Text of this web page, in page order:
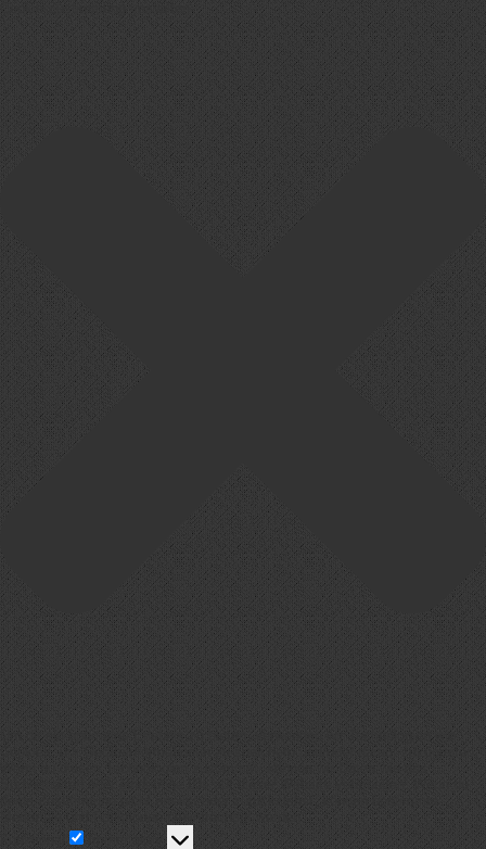
Cookie-Zustimmung verwalten
Um dir ein optimales Erlebnis zu bieten, verwenden wir Technologien wie
Cookies, um Geräteinformationen zu speichern und/oder darauf zuzugreifen.
Wenn du diesen Technologien zustimmst, können wir Daten wie das
Surfverhalten oder eindeutige IDs auf dieser Website verarbeiten. Wenn du
deine Zustimmung nicht erteilst oder zurückziehst, können bestimmte
Merkmale und Funktionen beeinträchtigt werden.
Funktional
Funktional
Immer aktiv